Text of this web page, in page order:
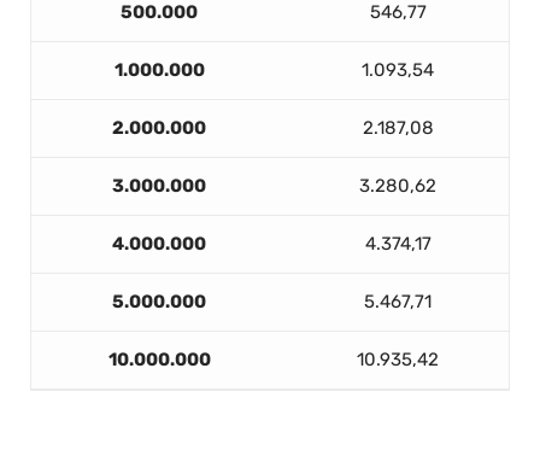
500.000 546,77
1.000.000 1.093,54
2.000.000 2.187,08
3.000.000 3.280,62
4.000.000 4.374,17
5.000.000 5.467,71
10.000.000 10.935,42